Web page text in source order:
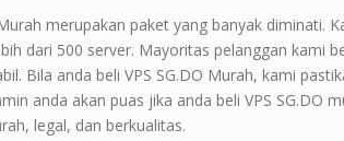
merupakan paket yang banyak diminati.
dari 500 server. Mayoritas pelanggan kami
Bila anda beli VPS SG.DO Murah, kami
anda akan puas jika anda beli VPS SG.DO
legal, dan berkualitas.